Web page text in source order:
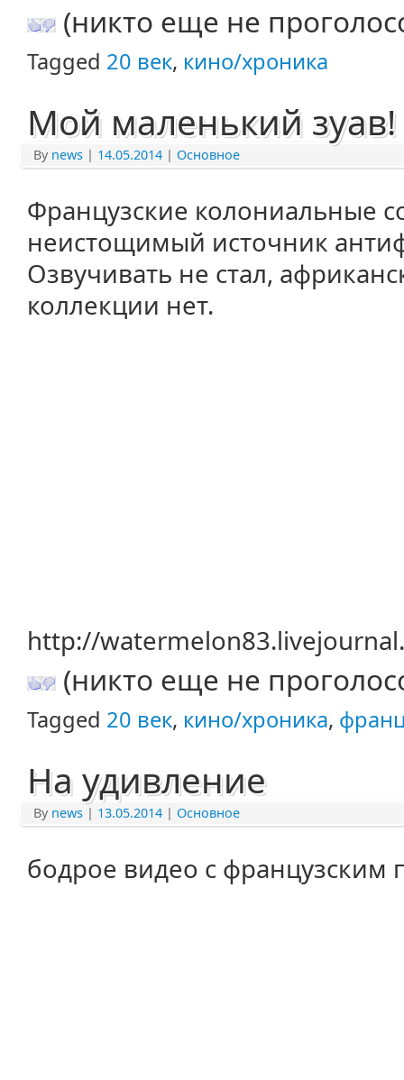
(никто еще не
Tagged 20 век, кино/хроника
Мой маленький зуав!
By news | 14.05.2014 | Основное
Французские колониальные
неистощимый источник
Озвучивать не стал,
коллекции нет.
http://
(никто еще не
Tagged 20 век, кино/хроника,
На удивление
By news | 13.05.2014 | Основное
бодрое видео с французским